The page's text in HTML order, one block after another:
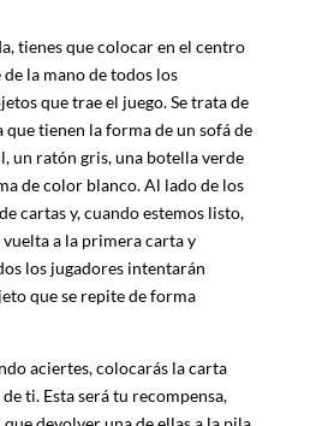
tienes que colocar en el centro
de la mano de todos los
que trae el juego. Se trata de
que tienen la forma de un sofá de
un ratón gris, una botella verde
de color blanco. Al lado de los
cartas y, cuando estemos listo,
a la primera carta y
los jugadores intentarán
que se repite de forma
aciertes, colocarás la carta
ti. Esta será tu recompensa,